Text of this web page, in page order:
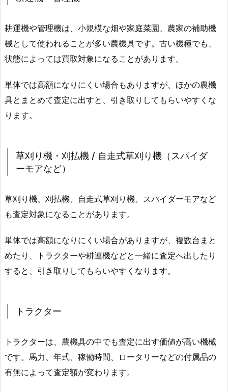
耕運機や管理機は、小規模な畑や家庭菜園、農家の補助機
械として使われることが多い農機具です。古い機種でも、
状態によっては買取対象になることがあります。
単体では高額になりにくい場合もありますが、ほかの農機
具とまとめて査定に出すと、引き取りしてもらいやすくな
ります。
草刈り機・刈払機 / 自走式草刈り機（スパイダ
ーモアなど）
草刈り機、刈払機、自走式草刈り機、スパイダーモアなど
も査定対象になることがあります。
単体では高額になりにくい場合がありますが、複数台まと
めたり、トラクターや耕運機などと一緒に査定へ出したり
すると、引き取りしてもらいやすくなります。
トラクター
トラクターは、農機具の中でも査定に出す価値が高い機械
です。馬力、年式、稼働時間、ロータリーなどの付属品の
有無によって査定額が変わります。